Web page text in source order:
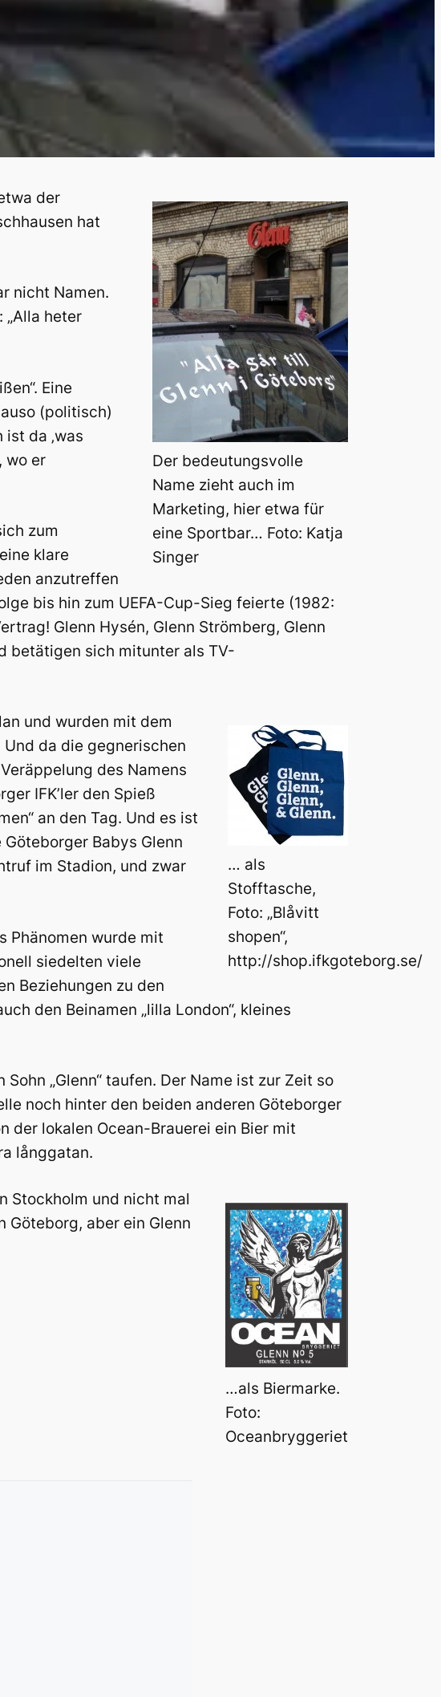
Der bedeutungsvolle
Name zieht auch im
Marketing, hier etwa für
eine Sportbar… Foto: Katja
Singer
der
hat
nicht Namen.
„Alla heter
Eine
(politisch)
da ‚was
wo er
zum
klare
anzutreffen
bis hin zum UEFA-Cup-Sieg feierte (1982:
Glenn Hysén, Glenn Strömberg, Glenn
betätigen sich mitunter als TV-
… als
Stofftasche,
Foto: „Blåvitt
shopen“,
http://shop.ifkgoteborg.se/
und wurden mit dem
da die gegnerischen
des Namens
IFK’ler den Spieß
an den Tag. Und es ist
Babys Glenn
im Stadion, und zwar
Phänomen wurde mit
siedelten viele
Beziehungen zu den
den Beinamen „lilla London“, kleines
„Glenn“ taufen. Der Name ist zur Zeit so
noch hinter den beiden anderen Göteborger
der lokalen Ocean-Brauerei ein Bier mit
långgatan.
…als Biermarke.
Foto:
Oceanbryggeriet
Stockholm und nicht mal
Göteborg, aber ein Glenn